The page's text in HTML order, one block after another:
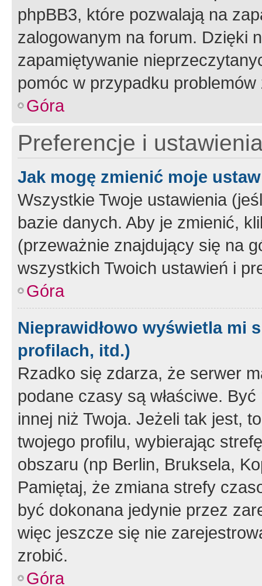
phpBB3, które pozwalają na
zalogowanym na forum. Dzięki
zapamiętywanie
pomóc w przypadku
Góra
Preferencje i
Jak mogę zmienić moje
Wszystkie Twoje ustawienia
bazie danych. Aby je zmienić,
(przeważnie znajdujący się na
wszystkich Twoich ustawień i
Góra
Nieprawidłowo wyświetla mi
profilach, itd.)
Rzadko się zdarza, że serwer
podane czasy są właściwe.
innej niż Twoja. Jeżeli tak jest,
twojego profilu, wybierając
obszaru (np Berlin, Bruksela,
Pamiętaj, że zmiana strefy
być dokonana jedynie przez
więc jeszcze się nie
zrobić.
Góra